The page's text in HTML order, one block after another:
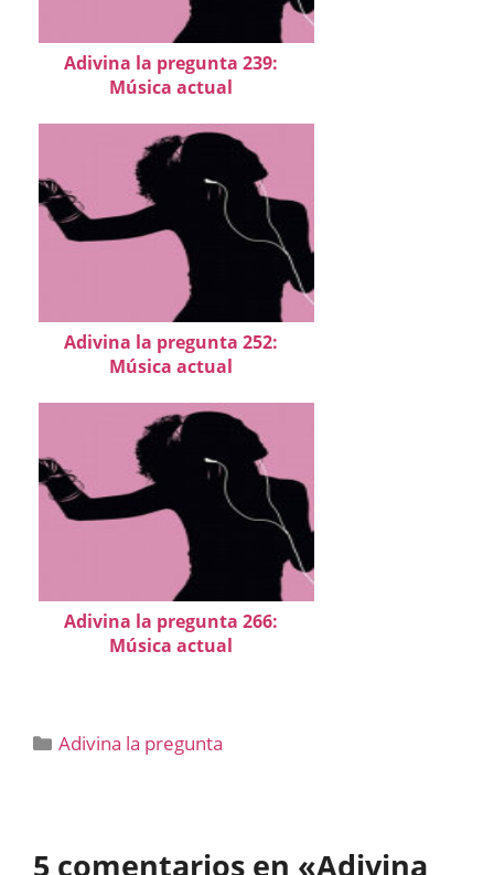
Adivina la pregunta 239:
Música actual
Adivina la pregunta 252:
Música actual
Adivina la pregunta 266:
Música actual
Categorías
Adivina la pregunta
5 comentarios en «Adivina